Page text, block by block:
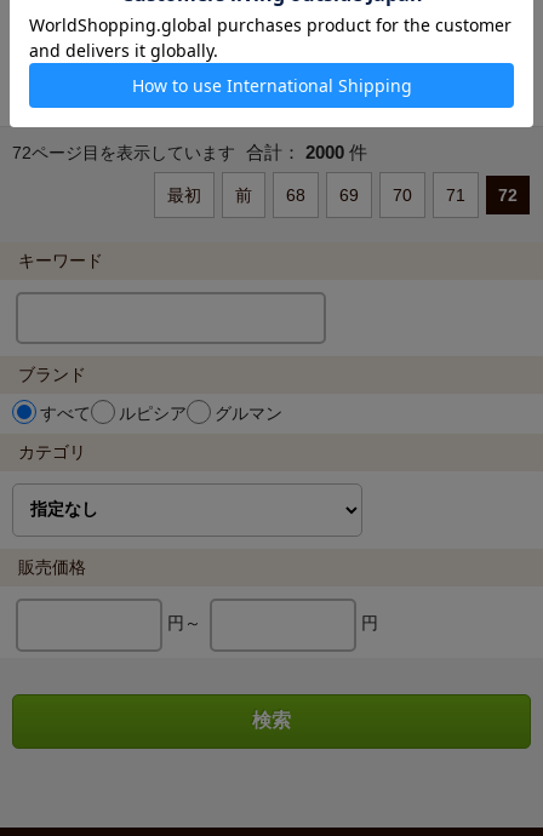
サクラ・ロゼ 50g 袋入
季節限定・2月～4月頃1,050
円
サクラ 50g 袋入
季節限定・2月～4月頃1,050
72ページ目を表示しています 合計： 2000 件
最初 前 68 69 70 71 72
キーワード
ブランド
すべて
ルピシア グルマン
カテゴリ
販売価格
円～ 円